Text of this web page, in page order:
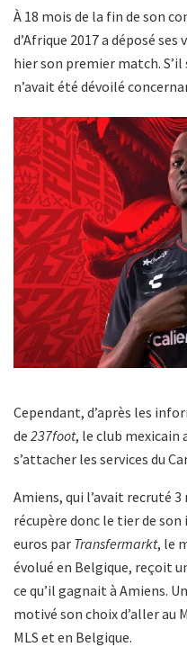
À 18 mois de la fin de son
d’Afrique 2017 a déposé
hier son premier match. S’il
n’avait été dévoilé
Cependant, d’après les
de 237foot, le club mexicain
s’attacher les services du
Amiens, qui l’avait recruté
récupère donc le tier de son
euros par Transfermarkt, le
évolué en Belgique, reçoit
ce qu’il gagnait à Amiens.
motivé son choix d’aller au
MLS et en Belgique.